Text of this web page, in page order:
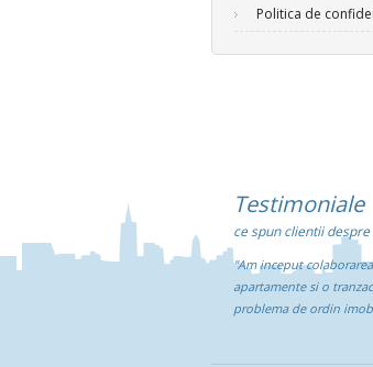
Politica de
Testimoniale
ce spun clientii despre
"Am inceput
apartamente si o
problema de ordin